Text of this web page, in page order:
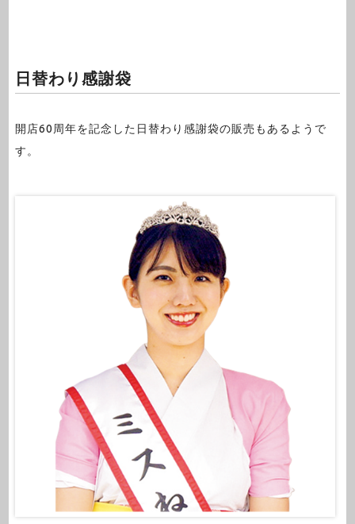
日替わり感謝袋
開店60周年を記念した日替わり感謝袋の販売もあるようで
す。